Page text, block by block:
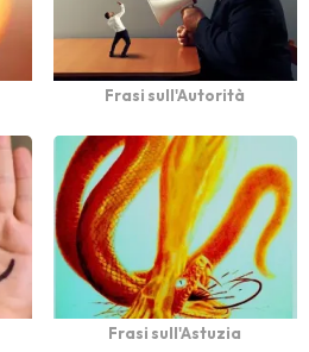
Frasi sull'Autorità
Frasi sull'Astuzia